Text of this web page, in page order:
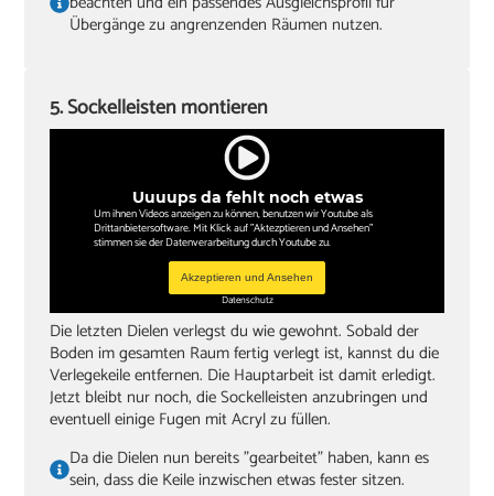
Übergänge zu angrenzenden Räumen nutzen.
Uuuups da fehlt noch etwas
Um ihnen Videos anzeigen zu können, benutzen wir Youtube als
Drittanbietersoftware. Mit Klick auf "Aktezptieren und Ansehen"
stimmen sie der Datenverarbeitung durch Youtube zu.
Akzeptieren und Ansehen
Datenschutz
5. Sockelleisten montieren
Die letzten Dielen verlegst du wie gewohnt. Sobald der
Boden im gesamten Raum fertig verlegt ist, kannst du die
Verlegekeile entfernen. Die Hauptarbeit ist damit erledigt.
Jetzt bleibt nur noch, die Sockelleisten anzubringen und
eventuell einige Fugen mit Acryl zu füllen.
Da die Dielen nun bereits "gearbeitet" haben, kann es
sein, dass die Keile inzwischen etwas fester sitzen.